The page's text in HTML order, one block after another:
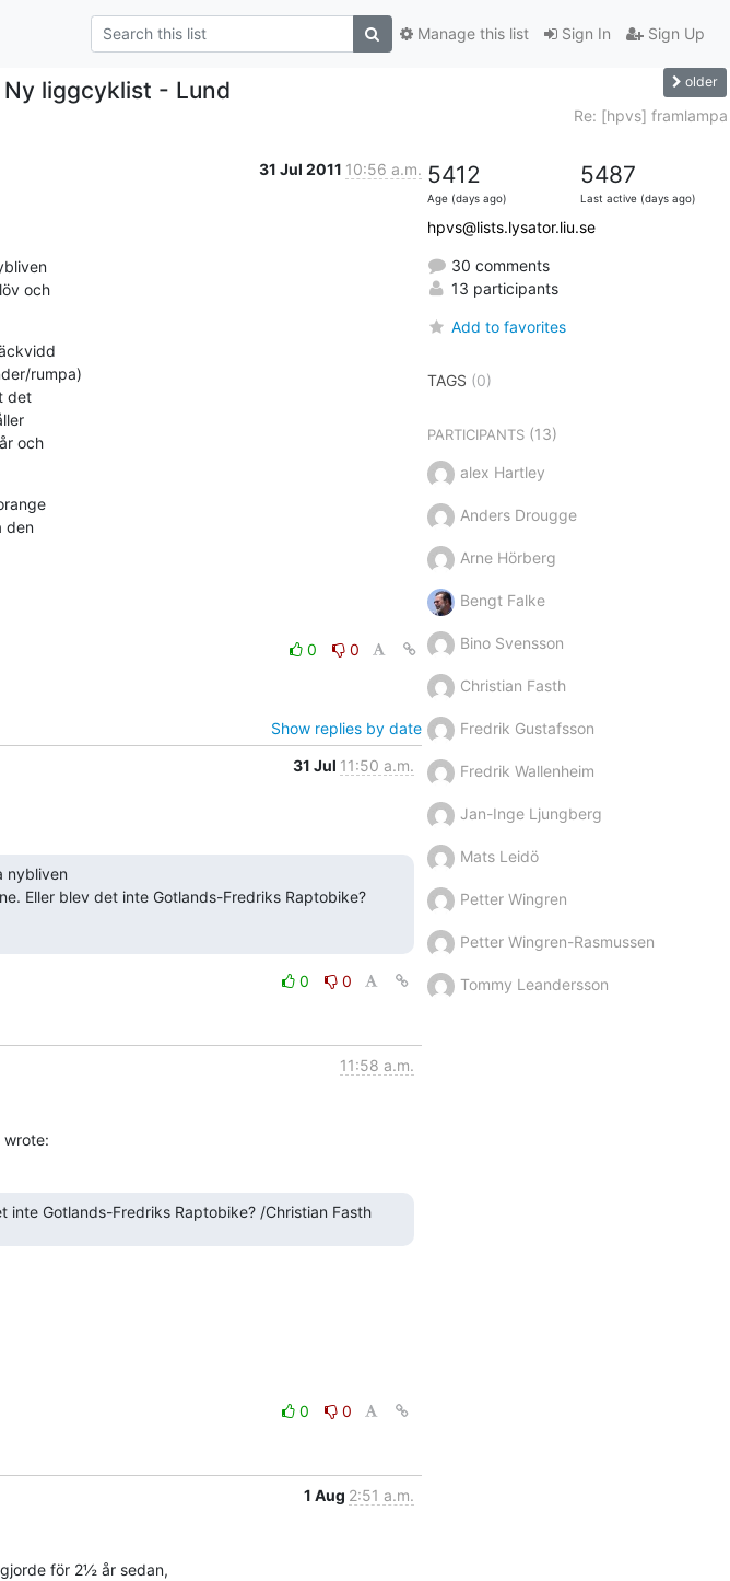
Sign In Sign Up
Manage this list
Ny liggcyklist - Lund older
Re: [hpvs] framlampa
31 Jul 2011 10:56 a.m.
och
rumpa)
det
och
den
0
0
Show replies by date
31 Jul 11:50 a.m.
nybliven
Eller blev det inte Gotlands-Fredriks Raptobike?
0
0
11:58 a.m.
wrote:
Gotlands-Fredriks Raptobike? /Christian Fasth
0
0
1 Aug 2:51 a.m.
för 2½ år sedan,
5412
Age (days ago)
5487
Last active (days ago)
hpvs@lists.lysator.liu.se
30 comments
13 participants
Add to favorites
TAGS (0)
PARTICIPANTS(13)
alex Hartley
Anders Drougge
Arne Hörberg
Bengt Falke
Bino Svensson
Christian Fasth
Fredrik Gustafsson
Fredrik Wallenheim
Jan-Inge Ljungberg
Mats Leidö
Petter Wingren
Petter Wingren-Rasmussen
Tommy Leandersson